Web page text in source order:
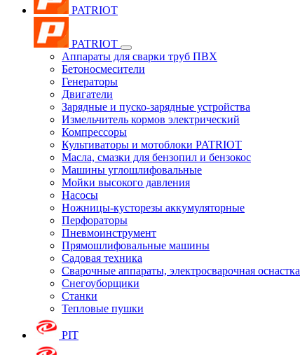
PATRIOT
PATRIOT
Аппараты для сварки труб ПВХ
Бетоносмесители
Генераторы
Двигатели
Зарядные и пуско-зарядные устройства
Измельчитель кормов электрический
Компрессоры
Культиваторы и мотоблоки PATRIOT
Масла, смазки для бензопил и бензокос
Машины углошлифовальные
Мойки высокого давления
Насосы
Ножницы-кусторезы аккумуляторные
Перфораторы
Пневмоинструмент
Прямошлифовальные машины
Садовая техника
Сварочные аппараты, электросварочная оснастка
Снегоуборщики
Станки
Тепловые пушки
PIT